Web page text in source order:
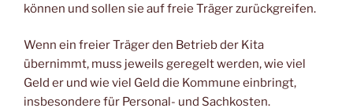
können und sollen sie auf freie Träger zurückgreifen.
Wenn ein freier Träger den Betrieb der Kita
übernimmt, muss jeweils geregelt werden, wie viel
Geld er und wie viel Geld die Kommune einbringt,
insbesondere für Personal- und Sachkosten.